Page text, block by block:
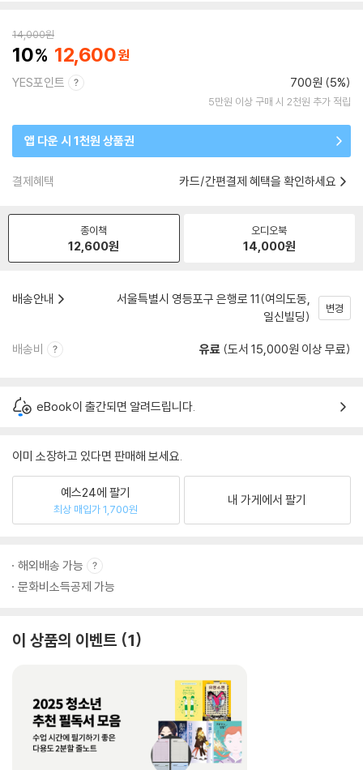
14,000원
10 12,600
YES포인트 700원 (5%)
5만원 이상 구매 시 2천원 추가 적립
앱 다운 시 1천원 상품권
결제혜택 카드/간편결제 혜택을 확인하세요
종이책
12,600원
오디오북
14,000원
배송안내
서울특별시 영등포구 은행로 11(여의도동,
일신빌딩)
변경
배송비 유료 (도서 15,000원 이상 무료)
eBook이 출간되면 알려드립니다.
이미 소장하고 있다면 판매해 보세요.
예스24에 팔기
최상 매입가 1,700원
내 가게에서 팔기
해외배송 가능
문화비소득공제 가능
이 상품의 이벤트 1